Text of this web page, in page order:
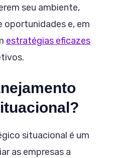
seu ambiente,
oportunidades e, em
estratégias eficazes
situacional é um
as empresas a